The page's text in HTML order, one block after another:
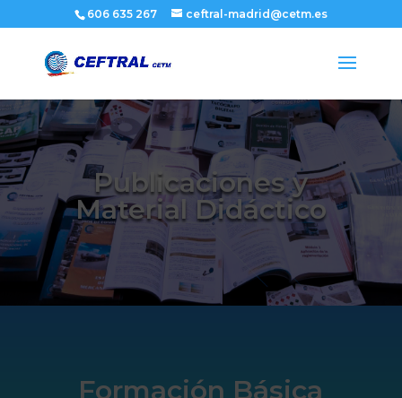
606 635 267 ceftral-madrid@cetm.es
Publicaciones y
Material Didáctico
Formación Básica